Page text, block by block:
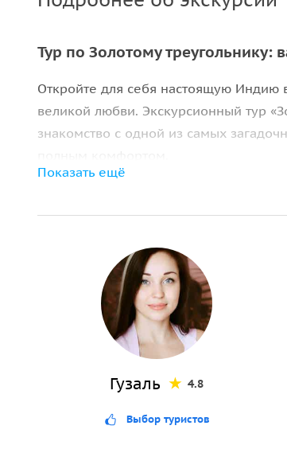
Завтраки
Бутилированная вода
Платные дороги, парковки
Встреча и трансферы в аэропортах
Тур по Золотому
Откройте для себя настоящую Индию
великой любви. Экскурсионный тур
знакомство с одной из самых
новых чудес света, роскошные
вас ждёт знакомство с уникальными
архитектурный символ единства
Ворота Индии, национальный
В Джайпуре, известном как
кенотафов в Гайторе и уникальной
упустите возможность увидеть
),
деревню слонов и прикоснуться к
Показать ещё
Гузаль 4.8
Выбор туристов